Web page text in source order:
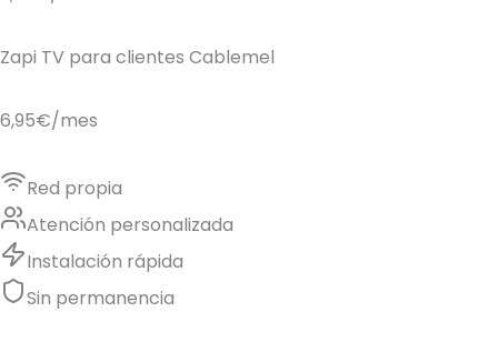
Zapi TV para clientes Cablemel
6,95€/mes
Red propia
Atención personalizada
Instalación rápida
Sin permanencia